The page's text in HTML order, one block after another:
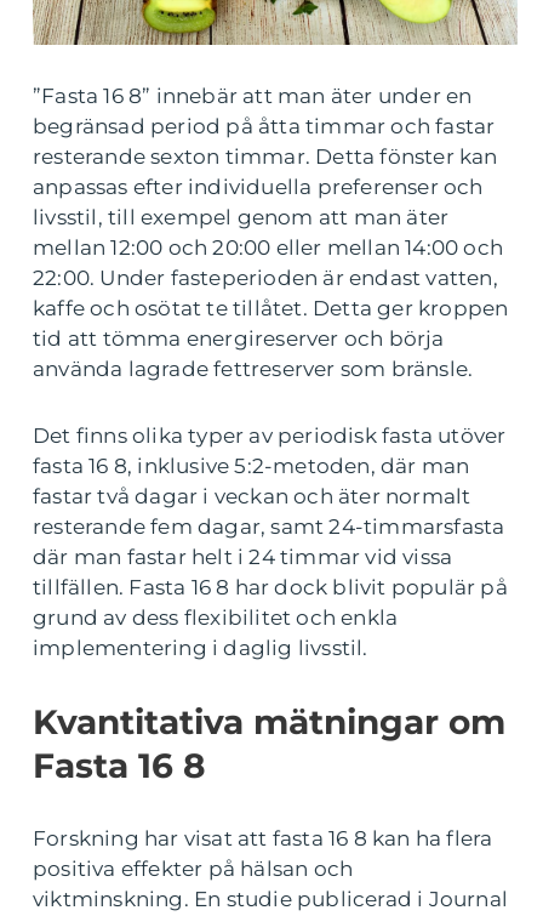
”Fasta 16 8” innebär att man äter under en
begränsad period på åtta timmar och fastar
resterande sexton timmar. Detta fönster kan
anpassas efter individuella preferenser och
livsstil, till exempel genom att man äter
mellan 12:00 och 20:00 eller mellan 14:00 och
22:00. Under fasteperioden är endast vatten,
kaffe och osötat te tillåtet. Detta ger kroppen
tid att tömma energireserver och börja
använda lagrade fettreserver som bränsle.
Det finns olika typer av periodisk fasta utöver
fasta 16 8, inklusive 5:2-metoden, där man
fastar två dagar i veckan och äter normalt
resterande fem dagar, samt 24-timmarsfasta
där man fastar helt i 24 timmar vid vissa
tillfällen. Fasta 16 8 har dock blivit populär på
grund av dess flexibilitet och enkla
implementering i daglig livsstil.
Kvantitativa mätningar om
Fasta 16 8
Forskning har visat att fasta 16 8 kan ha flera
positiva effekter på hälsan och
viktminskning. En studie publicerad i Journal